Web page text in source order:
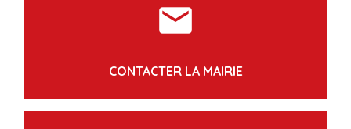
markunread
CONTACTER LA MAIRIE